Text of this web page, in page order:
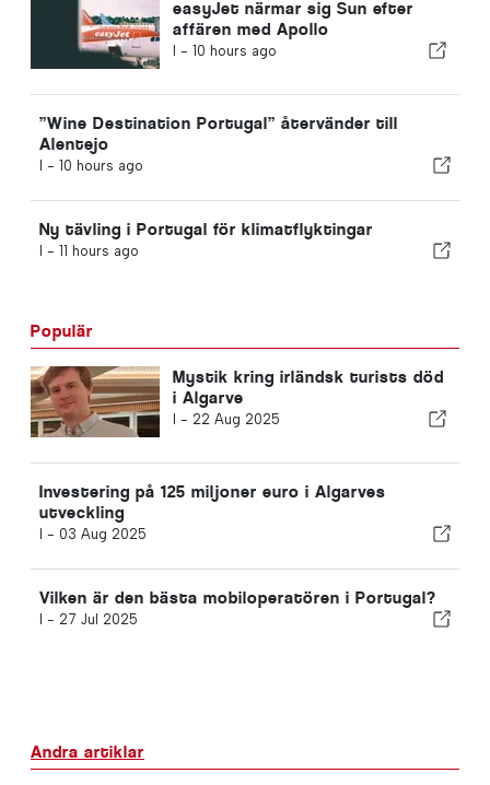
easyJet närmar sig Sun efter
affären med Apollo
I - 10 hours ago
”Wine Destination Portugal” återvänder till
Alentejo
I - 10 hours ago
Ny tävling i Portugal för klimatflyktingar
I - 11 hours ago
Populär
Mystik kring irländsk turists död
i Algarve
I - 22 Aug 2025
Investering på 125 miljoner euro i Algarves
utveckling
I - 03 Aug 2025
Vilken är den bästa mobiloperatören i Portugal?
I - 27 Jul 2025
Andra artiklar